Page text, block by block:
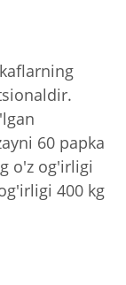
60 papka
o'z og'irligi
400 kg